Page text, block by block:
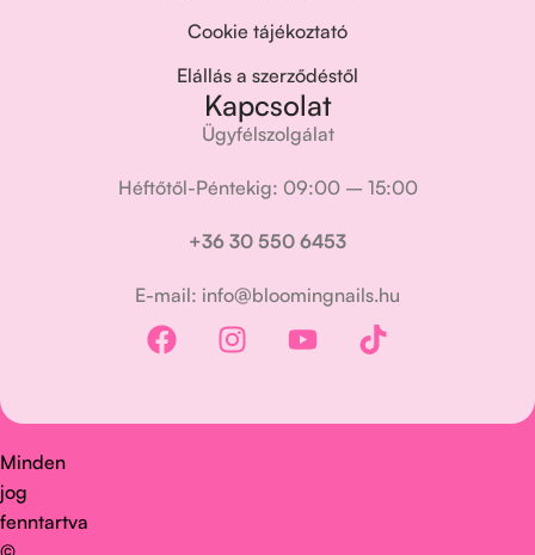
Cookie tájékoztató
Elállás a szerződéstől
Kapcsolat
Ügyfélszolgálat
Héftőtől-Péntekig: 09:00 – 15:00
+36 30 550 6453
E-mail: info@bloomingnails.hu
Minden
jog
fenntartva